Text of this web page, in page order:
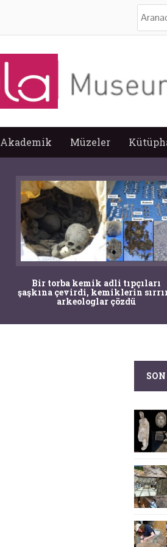
Akademik Müzeler
Bir torba kemik adli tıpçıları
şaşkına çevirdi, kemiklerin
arkeologlar çözdü